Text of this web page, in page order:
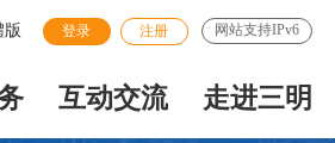
版 登录 注册 网站支持IPv6
互动交流 走进三明